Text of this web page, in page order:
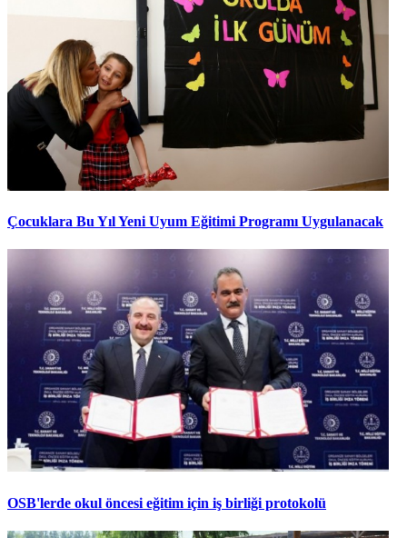
Çocuklara Bu Yıl Yeni Uyum Eğitimi Programı Uygulanacak
OSB'lerde okul öncesi eğitim için iş birliği protokolü